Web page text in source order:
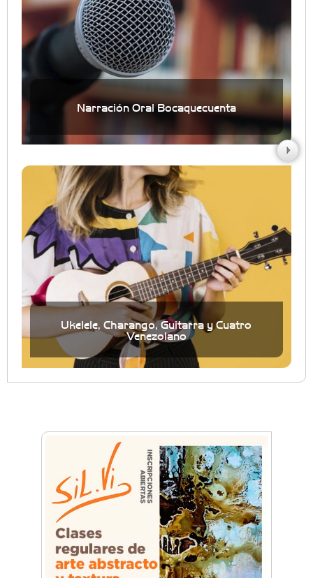
Narración Oral Bocaquecuenta
Ukelele, Charango, Guitarra y Cuatro
Venezolano